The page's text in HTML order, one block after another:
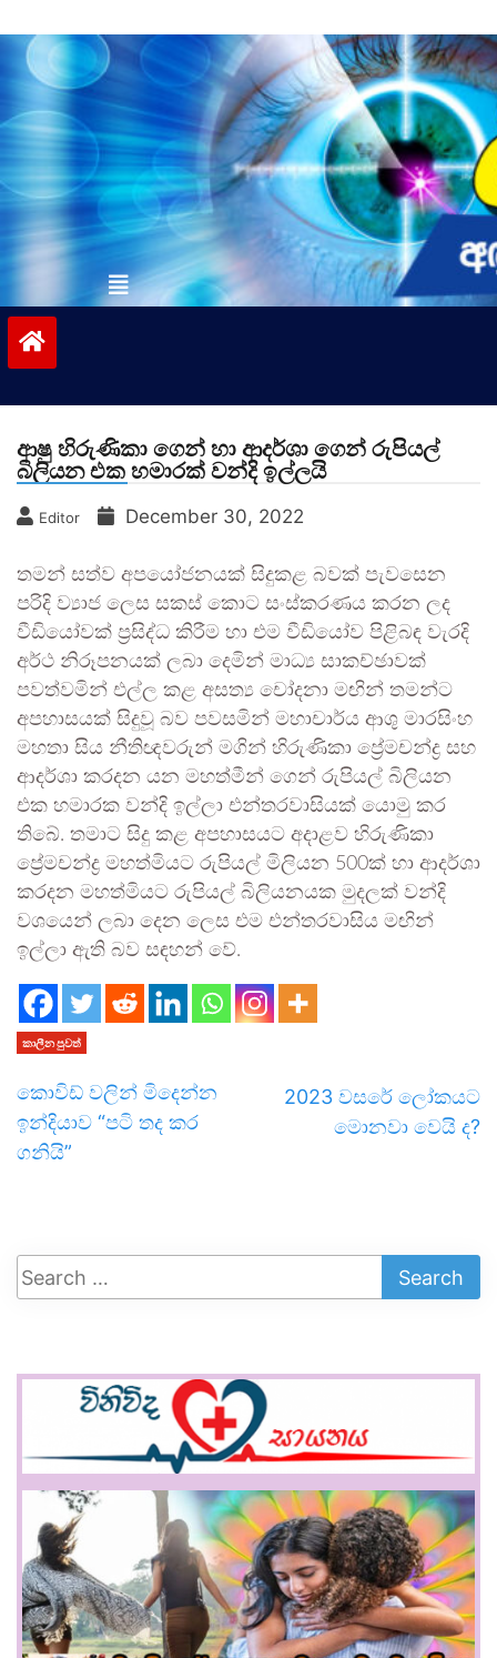
to
contentvinivida.lk
ආෂු හිරුණිකා ගෙන් හා ආදර්ශා ගෙන් රුපියල්
බිලියන එක හමාරක් වන්දි ඉල්ලයි
Editor December 30, 2022
තමන් සත්ව අපයෝජනයක් සිදුකළ බවක් පැවසෙන
පරිදි ව්‍යාජ ලෙස සකස් කොට සංස්කරණය කරන ලද
වීඩියෝවක් ප්‍රසිද්ධ කිරීම හා එම වීඩියෝව පිළිබඳ වැරදි
අර්ථ නිරූපනයක් ලබා දෙමින් මාධ්‍ය සාකච්ඡාවක්
පවත්වමින් එල්ල කළ අසත්‍ය චෝදනා මඟින් තමන්ට
අපහාසයක් සිදුවූ බව පවසමින් මහාචාර්ය ආශු මාරසිංහ
මහතා සිය නීතිඥවරුන් මගින් හිරුණිකා ප්‍රේමචන්ද්‍ර සහ
ආදර්ශා කරදන යන මහත්මීන් ගෙන් රුපියල් බිලියන
එක හමාරක වන්දි ඉල්ලා එන්තරවාසියක් යොමු කර
තිබේ. තමාට සිදු කළ අපහාසයට අදාළව හිරුණිකා
ප්‍රේමචන්ද්‍ර මහත්මියට රුපියල් මිලියන 500ක් හා ආදර්ශා
කරදන මහත්මියට රුපියල් බිලියනයක මුදලක් වන්දි
වශයෙන් ලබා දෙන ලෙස එම එන්තරවාසිය මඟින්
ඉල්ලා ඇති බව සඳහන් වේ.
කාලීන පුවත්
කොවිඩ් වලින් මිදෙන්න
ඉන්දියාව “පටි තද කර
ගනියි”
2023 වසරේ ලෝකයට
මොනවා වෙයි ද?